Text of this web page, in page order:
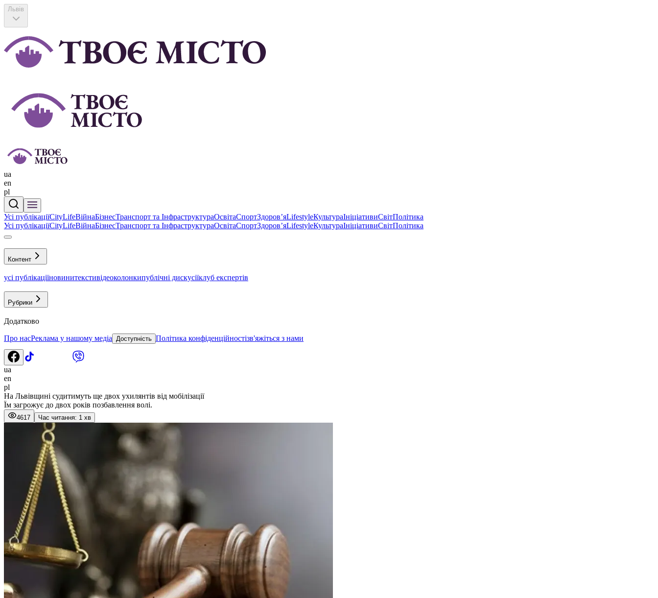
Львів
ua
en
pl
Усі публікаціїCityLifeВійнаБізнесТранспорт та ІнфраструктураОсвітаСпортЗдоровʼяLifestyleКультураІніціативиСвітПолітика
Усі публікаціїCityLifeВійнаБізнесТранспорт та ІнфраструктураОсвітаСпортЗдоровʼяLifestyleКультураІніціативиСвітПолітика
Контент
усі публікаціїновинитекстивідеоколонкипублічні дискусіїклуб експертів
Рубрики
Додатково
Про насРеклама у нашому медіа Доступність Політика конфіденційностізв'яжіться з нами
ua
en
pl
На Львівщині судитимуть ще двох ухилянтів від мобілізації
Їм загрожує до двох років позбавлення волі.
4617 Час читання: 1 хв